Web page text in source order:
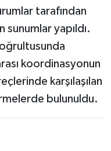
tarafından
sunumlar yapıldı.
koordinasyonun
karşılaşılan
bulunuldu.